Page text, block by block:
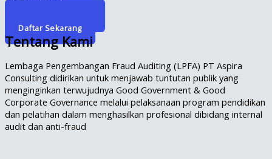
Daftar Sekarang
Tentang Kami
Lembaga Pengembangan Fraud Auditing (LPFA) PT Aspira
Consulting didirikan untuk menjawab tuntutan publik yang
menginginkan terwujudnya Good Government & Good
Corporate Governance melalui pelaksanaan program pendidikan
dan pelatihan dalam menghasilkan profesional dibidang internal
audit dan anti-fraud